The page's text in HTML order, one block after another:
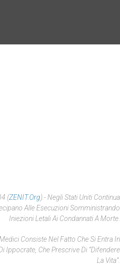
(ZENIT.org).- Negli Stati Uniti Continua
Alle Esecuzioni Somministrando
Iniezioni Letali Ai Condannati A Morte.
Consiste Nel Fatto Che Si Entra In
Ippocrate, Che Prescrive Di “difendere
La Vita”.